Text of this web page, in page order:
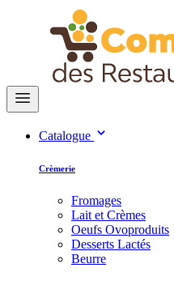
Catalogue
Crèmerie
Fromages
Lait et Crèmes
Oeufs Ovoproduits
Desserts Lactés
Beurre